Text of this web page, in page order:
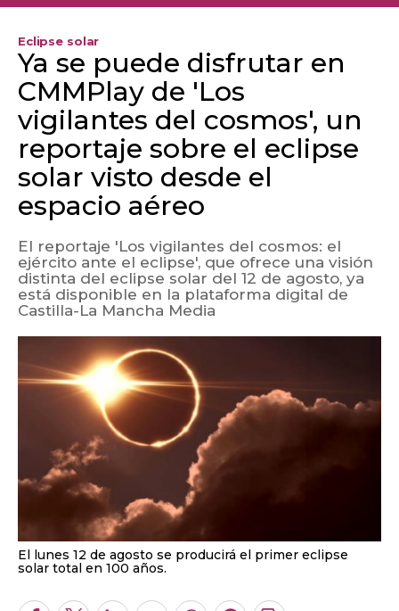
Eclipse solar
Ya se puede disfrutar en
CMMPlay de 'Los
vigilantes del cosmos', un
reportaje sobre el eclipse
solar visto desde el
espacio aéreo
El reportaje 'Los vigilantes del cosmos: el
ejército ante el eclipse', que ofrece una visión
distinta del eclipse solar del 12 de agosto, ya
está disponible en la plataforma digital de
Castilla-La Mancha Media
El lunes 12 de agosto se producirá el primer eclipse
solar total en 100 años.